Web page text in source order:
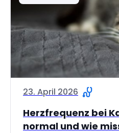
23. April 2026
Herzfrequenz bei
normal und wie